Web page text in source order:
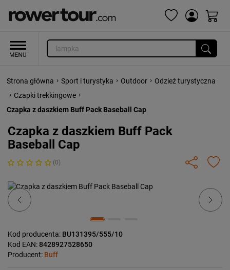
Strona główna › Sport i turystyka › Outdoor › Odzież turystyczna
› Czapki trekkingowe ›
Czapka z daszkiem Buff Pack Baseball Cap
Czapka z daszkiem Buff Pack
Baseball Cap
(0)
Previous Next
Kod producenta: BU131395/555/10
Kod EAN:8428927528650
Producent: Buff